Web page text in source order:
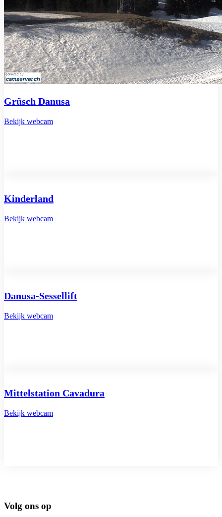
Grüsch Danusa
Bekijk webcam
Kinderland
Bekijk webcam
Danusa-Sessellift
Bekijk webcam
Mittelstation Cavadura
Bekijk webcam
Volg ons op